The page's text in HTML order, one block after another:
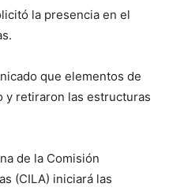
la presencia en el
que elementos de
y retiraron las estructuras
de la Comisión
(CILA) iniciará las